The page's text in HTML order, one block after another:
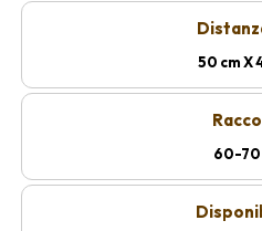
50 cm X
60-70